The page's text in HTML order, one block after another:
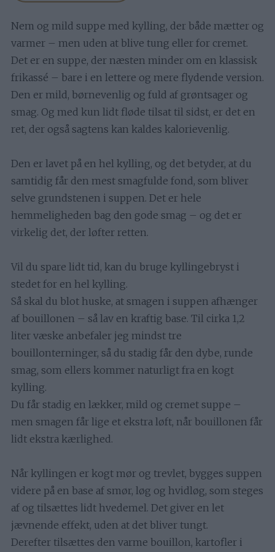
Nem og mild suppe med kylling, der både mætter og
varmer – men uden at blive tung eller for cremet.
Det er en suppe, der næsten minder om en klassisk
frikassé – bare i en lettere og mere flydende version.
Den er mild, børnevenlig og fuld af grøntsager og
smag. Og med kun lidt fløde tilsat til sidst, er det en
ret, der også sagtens kan kaldes kalorievenlig.
Den er lavet på en hel kylling, og det betyder, at du
samtidig får den mest smagfulde fond, som bliver
selve grundstenen i suppen. Det er hele
hemmeligheden bag den gode smag – og det er
virkelig det, der løfter retten.
Vil du spare lidt tid, kan du bruge kyllingebryst i
stedet for en hel kylling.
Så skal du blot huske, at smagen i suppen afhænger
af bouillonen – så lav en kraftig base. Til cirka 1,2
liter væske anbefaler jeg mindst tre
bouillonterninger, så du stadig får den dybe, runde
smag, som ellers kommer naturligt fra en kogt
kylling.
Du får stadig en lækker, mild og cremet suppe –
men smagen får lige et ekstra løft, når bouillonen får
lidt ekstra kærlighed.
Når kyllingen er kogt mør og trevlet, bygges suppen
videre på en base af smør, løg og hvidløg, som steges
af og tilsættes lidt hvedemel. Det giver en let
jævnende effekt, uden at det bliver tungt.
Derefter tilsættes den varme bouillon, kartofler i